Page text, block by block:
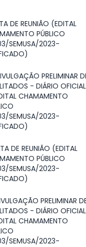
DE REUNIÃO (EDITAL
PÚBLICO
SEMUSA/2023-
PRELIMINAR
- DIÁRIO OFICIAL
CHAMAMENTO
SEMUSA/2023-
DE REUNIÃO (EDITAL
PÚBLICO
SEMUSA/2023-
PRELIMINAR
- DIÁRIO OFICIAL
CHAMAMENTO
SEMUSA/2023-